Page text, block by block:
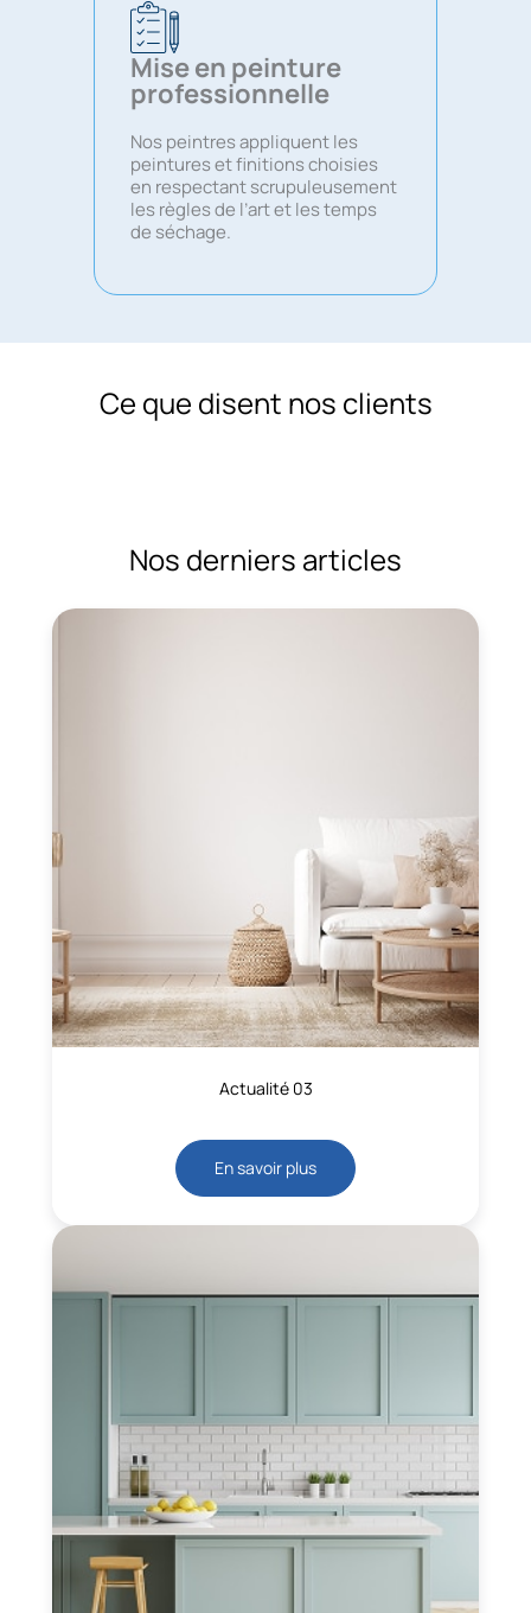
Mise en peinture
professionnelle
Nos peintres appliquent les
peintures et finitions choisies
en respectant scrupuleusement
les règles de l’art et les temps
de séchage.
Ce que disent nos clients
Nos derniers articles
Actualité 03
En savoir plus